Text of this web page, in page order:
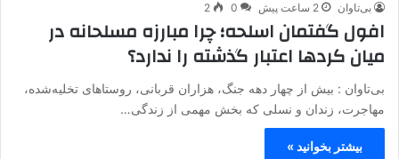
بی‌تاوان 2 ساعت پیش 0
2
افول گفتمان اسلحه؛ چرا مبارزه مسلحانه در
میان کردها اعتبار گذشته را ندارد؟
بی‌تاوان : بیش از چهار دهه جنگ، هزاران قربانی، روستاهای تخلیه‌شده،
مهاجرت، زندان و نسلی که بخش مهمی از زندگی…
بیشتر بخوانید »